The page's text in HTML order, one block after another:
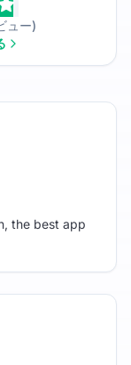
ュー)
the best app